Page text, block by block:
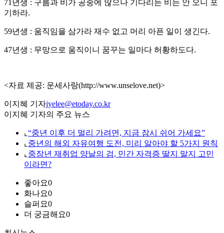
71년생 : 구름과 비가 공중에 많으나 기다리든 비는 안 오니 포
기하라.
59년생 : 움직임을 삼가라 재수 없고 머리 아픈 일이 생긴다.
47년생 : 무망으로 움직이니 꿈꾸는 일마다 허황하도다.
<자료 제공: 운세사랑(http://www.unselove.net)>
이지혜 기자jyelee@etoday.co.kr
이지혜 기자의 주요 뉴스
⌞ “중년 이후 더 멀리 가려면, 지금 잠시 쉬어 가세요”
⌞ 중년의 해외 자유여행 도전, 미리 알아야 할 5가지 원칙
⌞ 중장년 재취업 양날의 검, 민간 자격증 딸지 말지 고민
이라면?
좋아요0
화나요0
슬퍼요0
더 궁금해요0